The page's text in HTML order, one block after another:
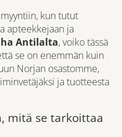
kun tutut
apteekkejaan ja
Antilalta, voiko tässä
se on enemmän kuin
Norjan osastomme,
ja tuotteesta
mitä se tarkoittaa